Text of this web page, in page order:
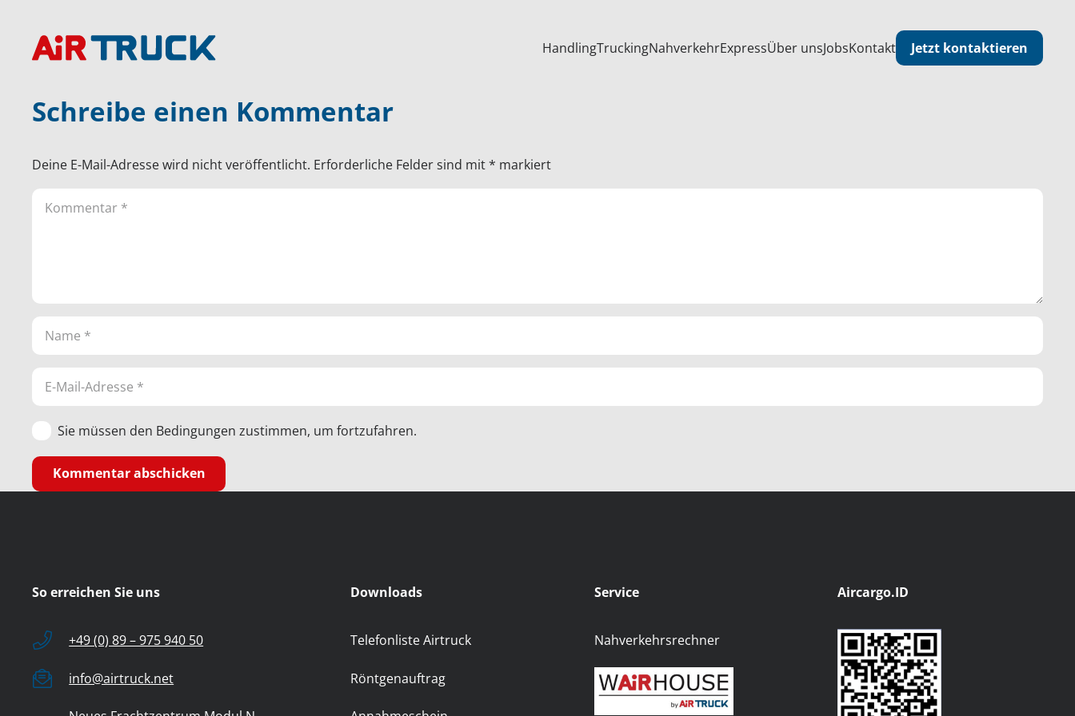
HandlingTruckingNahverkehrExpressÜber unsJobsKontakt Jetzt kontaktieren
Schreibe einen Kommentar
Deine E-Mail-Adresse wird nicht veröffentlicht. Erforderliche Felder sind mit* markiert
Sie müssen den Bedingungen zustimmen, um fortzufahren.
Kommentar abschicken
So erreichen Sie uns
+49 (0) 89 – 975 940 50
info@airtruck.net
Downloads
Telefonliste Airtruck
Röntgenauftrag
Service
Nahverkehrsrechner
Aircargo.ID